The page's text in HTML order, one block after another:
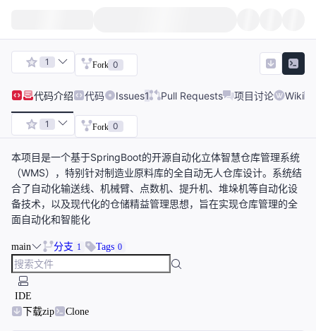
1 Fork 0
代码介绍 代码 Issues1 Pull Requests 项目讨论 Wiki
1 Fork 0
本项目是一个基于SpringBoot的开源自动化立体智慧仓库管理系统
（WMS），特别针对制造业原料库的全自动无人仓库设计。系统结
合了自动化输送线、机械臂、点数机、提升机、堆垛机等自动化设
备技术，以及现代化的仓储精益管理思想，旨在实现仓库管理的全
面自动化和智能化
main 分支 1 Tags 0
IDE
下载zip
Clone